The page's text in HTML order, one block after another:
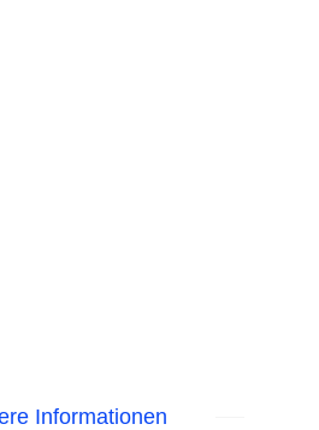
Informationen